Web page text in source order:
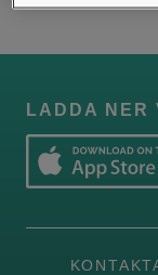
LADDA NER